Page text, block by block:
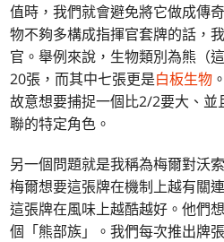
值時，我們就會避免將它做成傳
物不夠多構成指揮官套牌的話，
官。舉例來說，生物類別為熊（
20張，而其中七張更是白板生物
故意想要捕捉一個比2/2要大、並
聯的特定角色。
另一個問題就是我稱為梅爾對沃
梅爾想要這張牌在機制上越有關
這張牌在風味上越酷越好。他們
個「熊部族」。我們每次推出牌